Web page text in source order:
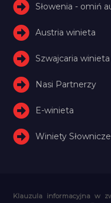
Słowenia - omiń
Austria winieta
Szwajcaria winieta
Nasi Partnerzy
E-winieta
Winiety
Klauzula informacyjna w